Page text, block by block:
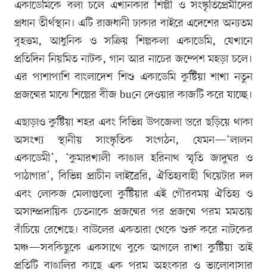
একাডেমিকে বলা চলে এখানকার শিল্পী ও সংস্কৃতিপ্রেমীদের
প্রধান তীর্থস্থান। এটি রাজধানী ঢাকার বাইরে এদেশের অন্যতম
বৃহত্তম, আধুনিক ও সক্রিয় শিল্পকলা একাডেমি, যেখানে
প্রতিদিন নিয়মিত নাটক, গান আর নাচের জম্পেশ মহড়া চলে।
এর পাশাপাশি বাংলাদেশ শিশু একাডেমি কুষ্টিয়া শাখা নতুন
প্রজন্মের মাঝে শিল্পের বীজ buনে দেওয়ার কাজটি করে যাচ্ছে।
এছাড়াও কুষ্টিয়া শহর এবং বিভিন্ন উপজেলা স্তরে ছড়িয়ে থাকা
অসংখ্য স্থানীয় সাংস্কৃতিক সংগঠন, যেমন—‘লালন
একাডেমী’, ‘কুমারখালী কাঙাল হরিনাথ স্মৃতি জাদুঘর ও
পাঠাগার’, বিভিন্ন প্রাচীন লাইব্রেরি, ঐতিহ্যবাহী থিয়েটার দল
এবং লোকজ মেলাগুলো কুষ্টিয়ার এই গৌরবময় ঐতিহ্য ও
অসাম্প্রদায়িক চেতনাকে প্রজন্মের পর প্রজন্মে পরম মমতায়
বাঁচিয়ে রেখেছে। বাউলের একতারা থেকে শুরু করে নাটকের
মঞ্চ—সবকিছুকে একসাথে বুকে আগলে রাখা কুষ্টিয়া তাই
প্রতিটি বাঙালির কাছে এক পরম অহংকার ও ভালোবাসার